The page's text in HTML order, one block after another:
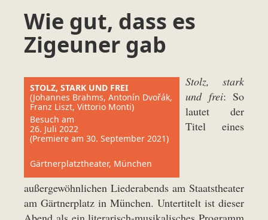
Wie gut, dass es
Zigeuner gab
STOLZ, STARK UND FREI
(Johannes Brahms, Antonín Dvořák,
Franz Liszt, Vittorio Monti)
Besuch am
26. Juli 2022
(Premiere am 30. September 2021)
Gärtnerplatztheater, München
Stolz, stark
und frei: So
lautet der
Titel eines
außergewöhnlichen Liederabends am Staatstheater
am Gärtnerplatz in München. Untertitelt ist dieser